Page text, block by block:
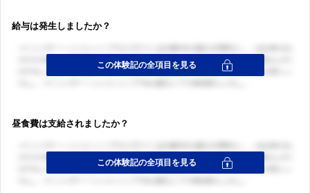
給与は発生しましたか？
昼食費は支給されましたか？